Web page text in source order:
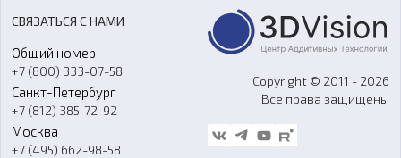
Оборудование и материалы для вакуумного литья
Аксессуары и прочее оборудование
Программное обеспечение
Ремонт и услуги
О компании
Контакты
Гос. закупки
Стать дилером
Блог
СВЯЗАТЬСЯ С НАМИ
Общий номер
+7 (800) 333-07-58
Санкт-Петербург
+7 (812) 385-72-92
Москва
+7 (495) 662-98-58
Copyright © 2011 - 2026
Все права защищены